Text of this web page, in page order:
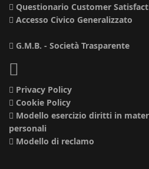
Questionario Customer
Accesso Civico Generalizzato
G.M.B. - Società Trasparente
Privacy Policy
Cookie Policy
Modello esercizio diritti in
personali
Modello di reclamo